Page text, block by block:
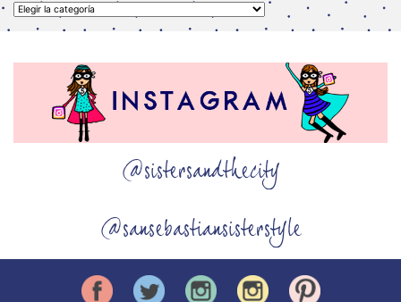
Categorías
@sistersandthecity
@sansebastiansisterstyle